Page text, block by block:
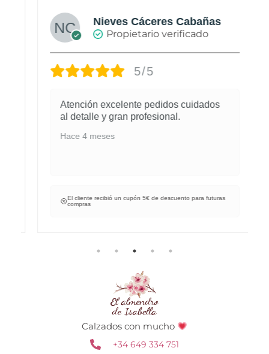
Nieves Cáceres Cabañas
Propietario verificado
5/5
Atención excelente pedidos cuidados
al detalle y gran profesional.
Hace 4 meses
El cliente recibió un cupón 5€ de descuento para futuras
compras
Calzados con mucho
+34 649 334 751